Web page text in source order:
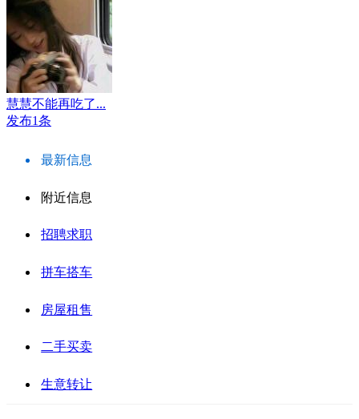
慧慧不能再吃了...
发布1条
最新信息
附近信息
招聘求职
拼车搭车
房屋租售
二手买卖
生意转让